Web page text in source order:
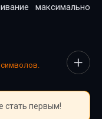
максимально
и драма,
стать первым!